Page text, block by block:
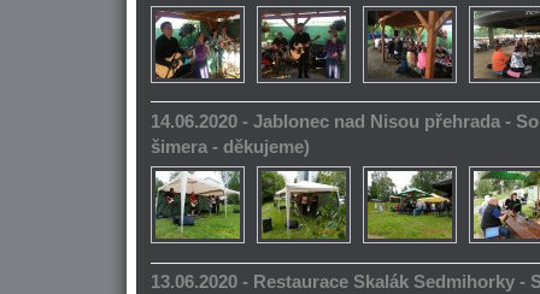
14.06.2020 - Jablonec nad Nisou přehrada -
šimera - děkujeme)
13.06.2020 - Restaurace Skalák Sedmihorky -